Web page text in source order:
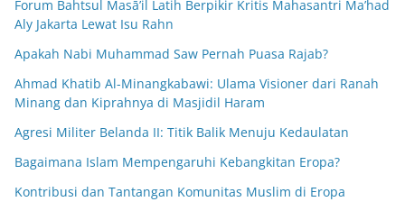
Forum Bahtsul Masā’il Latih Berpikir Kritis Mahasantri Ma’had
Aly Jakarta Lewat Isu Rahn
Apakah Nabi Muhammad Saw Pernah Puasa Rajab?
Ahmad Khatib Al-Minangkabawi: Ulama Visioner dari Ranah
Minang dan Kiprahnya di Masjidil Haram
Agresi Militer Belanda II: Titik Balik Menuju Kedaulatan
Bagaimana Islam Mempengaruhi Kebangkitan Eropa?
Kontribusi dan Tantangan Komunitas Muslim di Eropa